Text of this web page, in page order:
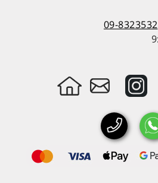
09-8323532